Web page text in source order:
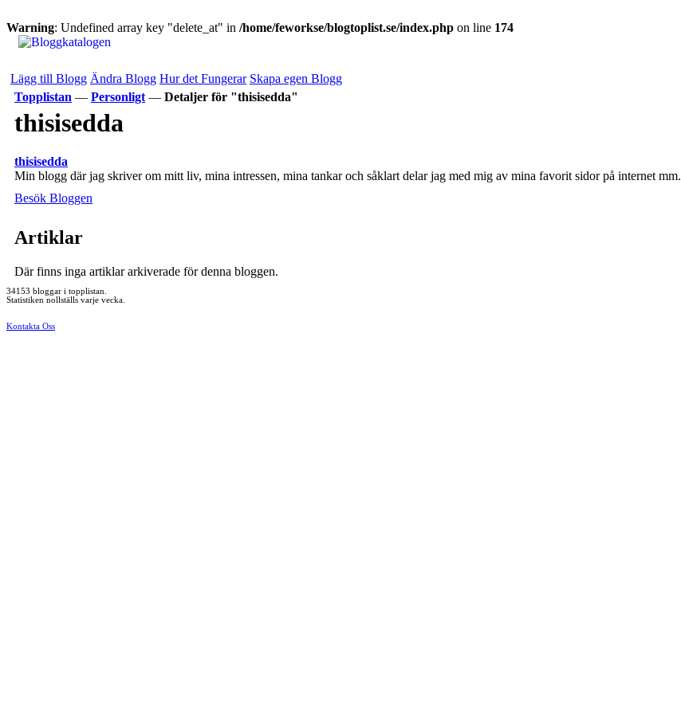
Warning: Undefined array key "delete_at" in /home/feworkse/blogtoplist.se/index.php on line 174
Lägg till Blogg Ändra Blogg Hur det Fungerar Skapa egen Blogg
Topplistan — Personligt — Detaljer för "thisisedda"
thisisedda
thisisedda
Min blogg där jag skriver om mitt liv, mina intressen, mina tankar och såklart delar jag med mig av mina favorit sidor på internet mm.
Besök Bloggen
Artiklar
Där finns inga artiklar arkiverade för denna bloggen.
34153 bloggar i topplistan.
Statistiken nollställs varje vecka.
Kontakta Oss